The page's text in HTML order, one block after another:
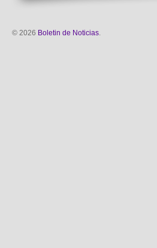
© 2026 Boletin de Noticias.